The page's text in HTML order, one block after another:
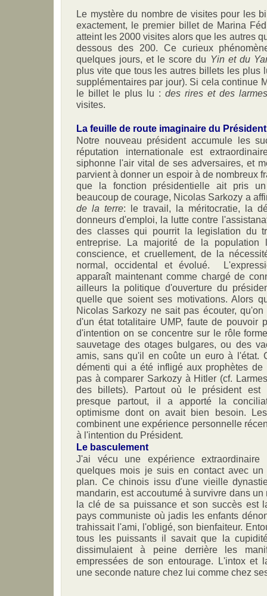
Le mystère du nombre de visites pour les
exactement, le premier billet de Marina
atteint les 2000 visites alors que les autres
dessous des 200. Ce curieux
quelques jours, et le score du Yin et du
plus vite que tous les autres billets les plus
supplémentaires par jour). Si cela continue
le billet le plus lu : des rires et des larmes
visites.
La feuille de route imaginaire du
Notre nouveau président accumule les
réputation internationale est
siphonne l'air vital de ses adversaires, et
parvient à donner un espoir à de nombreux
que la fonction présidentielle ait pris
beaucoup de courage, Nicolas Sarkozy a
de la terre: le travail, la méritocratie, la
donneurs d'emploi, la lutte contre
des classes qui pourrit la legislation du
entreprise. La majorité de la
conscience, et cruellement, de la
normal, occidental et évolué.
apparaît maintenant comme chargé de
ailleurs la politique d'ouverture du
quelle que soient ses motivations. Alors
Nicolas Sarkozy ne sait pas écouter,
d'un état totalitaire UMP, faute de pouvoir
d'intention on se concentre sur le rôle
sauvetage des otages bulgares, ou des
amis, sans qu'il en coûte un euro à l'état.
démenti qui a été infligé aux prophètes de
pas à comparer Sarkozy à Hitler (cf.
des billets). Partout où le président
presque partout, il a apporté la
optimisme dont on avait bien besoin.
combinent une expérience personnelle
à l'intention du Président.
Le basculement
J'ai vécu une expérience extraordinaire
quelques mois je suis en contact avec un
plan. Ce chinois issu d'une vieille
mandarin, est accoutumé à survivre dans
la clé de sa puissance et son succès est
pays communiste où jadis les enfants
trahissait l'ami, l'obligé, son bienfaiteur.
tous les puissants il savait que la
dissimulaient à peine derrière les
empressées de son entourage. L'intox et
une seconde nature chez lui comme chez